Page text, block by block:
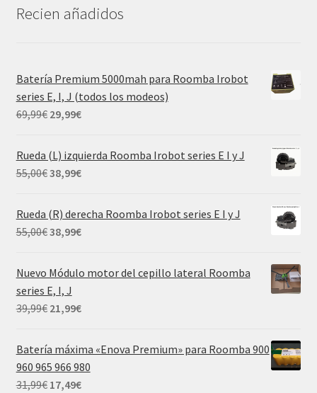
Recien añadidos
Batería Premium 5000mah para Roomba Irobot
series E, I, J (todos los modeos)
69,99€ El
original
era:
29,99€El
actual
es:
Rueda (L) izquierda Roomba Irobot series E I y J
55,00€El
original
era:
38,99€El
actual
es:
Rueda (R) derecha Roomba Irobot series E I y J
55,00€El
original
era:
55,00€.
38,99€El
actual
38,99€.
Nuevo Módulo motor del cepillo lateral Roomba
series E, I, J
39,99€ El
original
era:
39,99€.
21,99€El
actual
es:
21,99€.
Batería máxima «Enova Premium» para Roomba 900
960 965 966 980
31,99€ El
17,49€El